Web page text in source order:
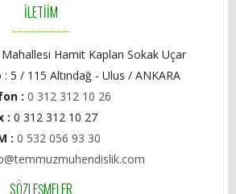
İLETİİM
Hamit Kaplan Sokak Uçar
5 / 115 Altındağ - Ulus / ANKARA
: 0 312 312 10 26
:0 312 312 10 27
: 0 532 056 93 30
SÖZLEŞMELER